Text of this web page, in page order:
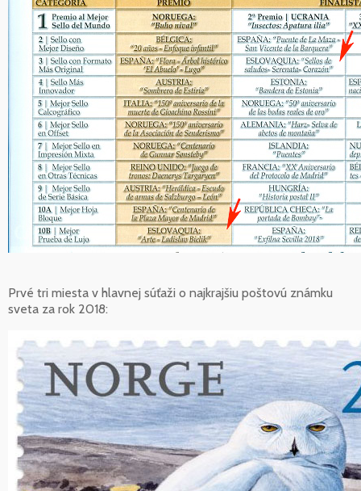
Prvé tri miesta v hlavnej súťaži o najkrajšiu poštovú známku
sveta za rok 2018: